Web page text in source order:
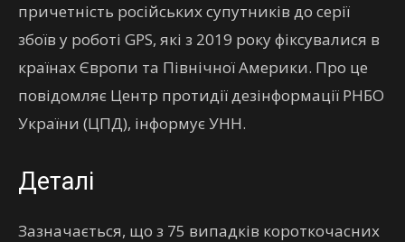
причетність російських супутників до серії
збоїв у роботі GPS, які з 2019 року фіксувалися в
країнах Європи та Північної Америки. Про це
повідомляє Центр протидії дезінформації РНБО
України (ЦПД), інформує УНН.
Деталі
Зазначається, що з 75 випадків короткочасних